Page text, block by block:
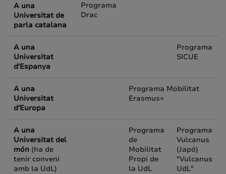
A una
Universitat de
parla catalana
Programa
Drac
A una
Universitat
d'Espanya
Programa
SICUE
A una
Universitat
d'Europa
Programa Mobilitat
Erasmus+
A una
Universitat del
món (ha de
tenir conveni
amb la UdL)
Programa
de
Mobilitat
Propi de
la UdL
Programa
Vulcanus
(Japó)
"Vulcanus
UdL"